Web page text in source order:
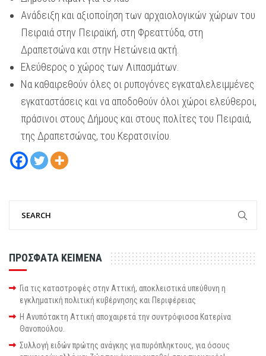
Ανάδειξη και αξιοποίηση των αρχαιολογικών χώρων του
Πειραιά στην Πειραϊκή, στη Φρεαττύδα, στη
Δραπετσώνα και στην Ηετώνεια ακτή.
Ελεύθερος ο χώρος των Λιπασμάτων.
Να καθαιρεθούν όλες οι ρυπογόνες εγκαταλελειμμένες
εγκαταστάσεις και να αποδοθούν όλοι χώροι ελεύθεροι,
πράσινοι στους Δήμους και στους πολίτες του Πειραιά,
της Δραπετσώνας, του Κερατσινίου.
ΠΡΟΣΦΑΤΑ ΚΕΙΜΕΝΑ
Για τις καταστροφές στην Αττική, αποκλειστικά υπεύθυνη η
εγκληματική πολιτική κυβέρνησης και Περιφέρειας
Η Ανυπότακτη Αττική αποχαιρετά την συντρόφισσα Κατερίνα
Θανοπούλου.
Συλλογή ειδών πρώτης ανάγκης για πυρόπληκτους, για όσους